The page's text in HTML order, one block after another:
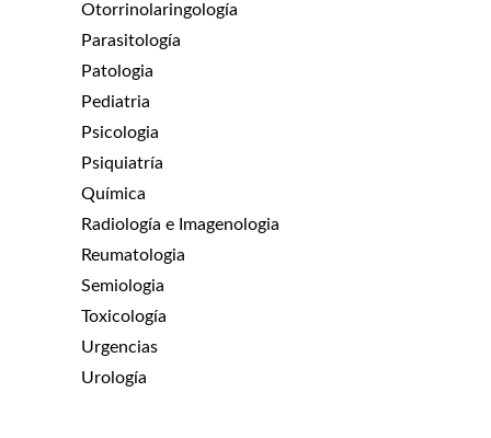
Otorrinolaringología
Parasitología
Patologia
Pediatria
Psicologia
Psiquiatría
Química
Radiología e Imagenologia
Reumatologia
Semiologia
Toxicología
Urgencias
Urología